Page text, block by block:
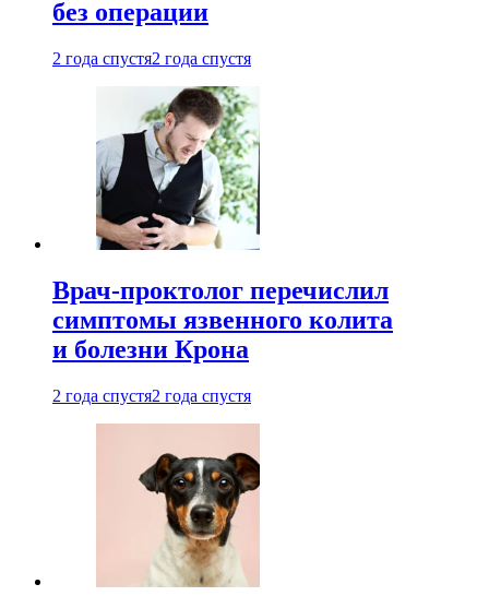
без операции
2 года спустя2 года спустя
Врач-проктолог перечислил
симптомы язвенного колита
и болезни Крона
2 года спустя2 года спустя